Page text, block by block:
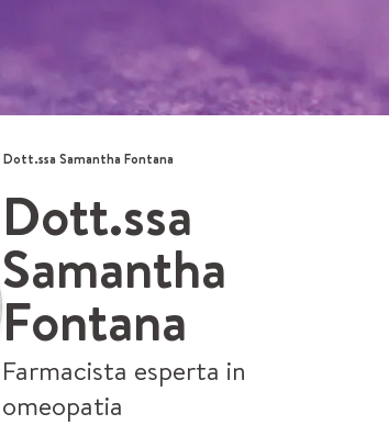
Dott.ssa Samantha Fontana
Dott.ssa
Samantha
Fontana
Farmacista esperta in
omeopatia